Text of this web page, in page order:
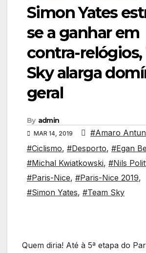
Simon Yates
se a ganhar em
contra-relógios,
Sky alarga
geral
By admin
MAR 14, 2019 #Amaro
#Ciclismo, #Desporto, #Egan
#Michal Kwiatkowski, #Nils
#Paris-Nice, #Paris-Nice 2019,
#Simon Yates, #Team Sky
Quem diria! Até à 5ª etapa do